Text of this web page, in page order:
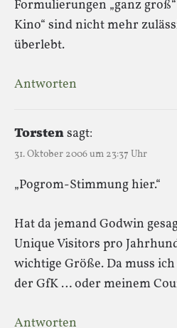
Formulierungen „ganz
Kino“ sind nicht mehr
überlebt.
Antworten
Torstensagt:
31. Oktober 2006 um 23:37 Uhr
„Pogrom-Stimmung hier.“
Hat da jemand Godwin
Unique Visitors pro
wichtige Größe. Da muss
der GfK … oder meinem
Antworten